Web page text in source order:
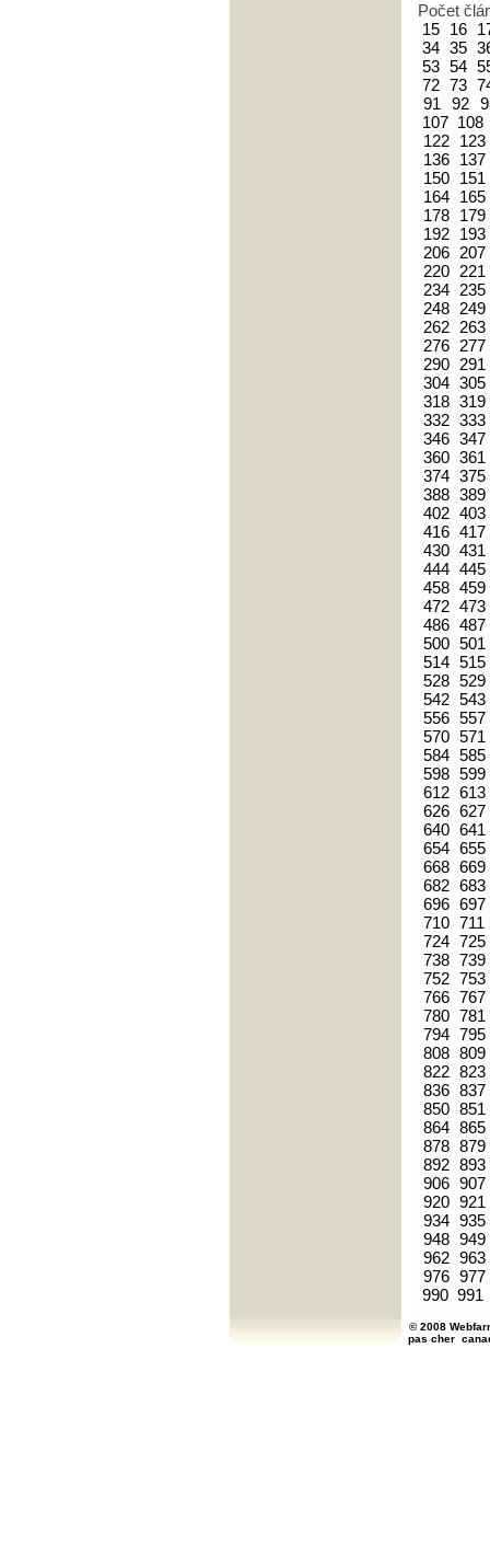
Počet
15 16
34 35
53 54
72 73
91
92
107 108
122
123
136
137
150
151
164
165
178
179
192
193
206 207
220
221
234
235
248
249
262
263
276
277
290
291
304 305
318 319
332 333
346 347
360 361
374 375
388 389
402 403
416 417
430 431
444 445
458 459
472 473
486 487
500 501
514 515
528 529
542 543
556 557
570 571
584 585
598 599
612 613
626 627
640 641
654 655
668 669
682 683
696 697
710 711
724 725
738 739
752 753
766 767
780 781
794 795
808 809
822 823
836 837
850 851
864 865
878 879
892 893
906 907
920 921
934 935
948 949
962 963
976 977
990 991
© 2008
pas cher